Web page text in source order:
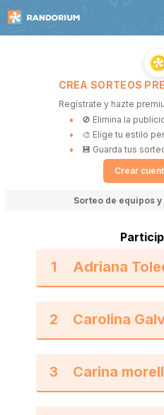
CREA SORTEOS
Regístrate y hazte
🚫 Elimina la
🎨 Elige tu estilo
💾 Guarda tus
Crear
Sorteo de equipos
1
2
3